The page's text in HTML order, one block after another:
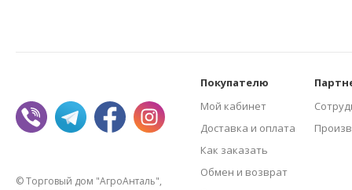
© Торговый дом "АгроАнталь",
Покупателю
Мой кабинет
Доставка и оплата
Как заказать
Обмен и возврат